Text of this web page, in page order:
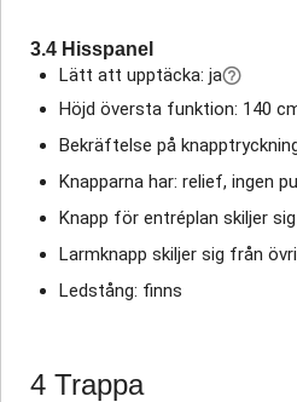
3.4 Hisspanel
Lätt att upptäcka: ja
Höjd översta funktion: 140
Bekräftelse på
Knapparna har: relief, ingen
Knapp för entréplan skiljer
Larmknapp skiljer sig från
Ledstång: finns
4 Trappa